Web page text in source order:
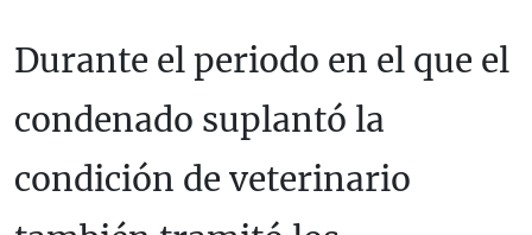
Durante el periodo en el que el
condenado suplantó la
condición de veterinario